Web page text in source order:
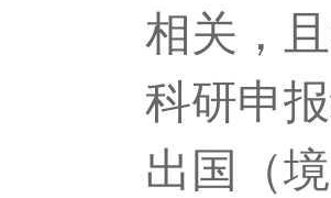
相关，
科研申
出国（